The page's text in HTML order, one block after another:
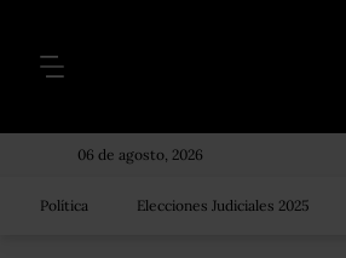
06 de agosto, 2026
Política Elecciones Judiciales 2025